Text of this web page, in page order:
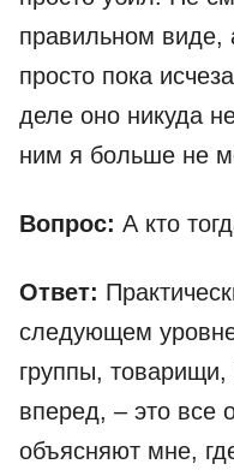
правильном виде,
просто пока
деле оно никуда
ним я больше не
Вопрос: А кто
Ответ:
следующем
группы,
вперед, – это все
объясняют мне,